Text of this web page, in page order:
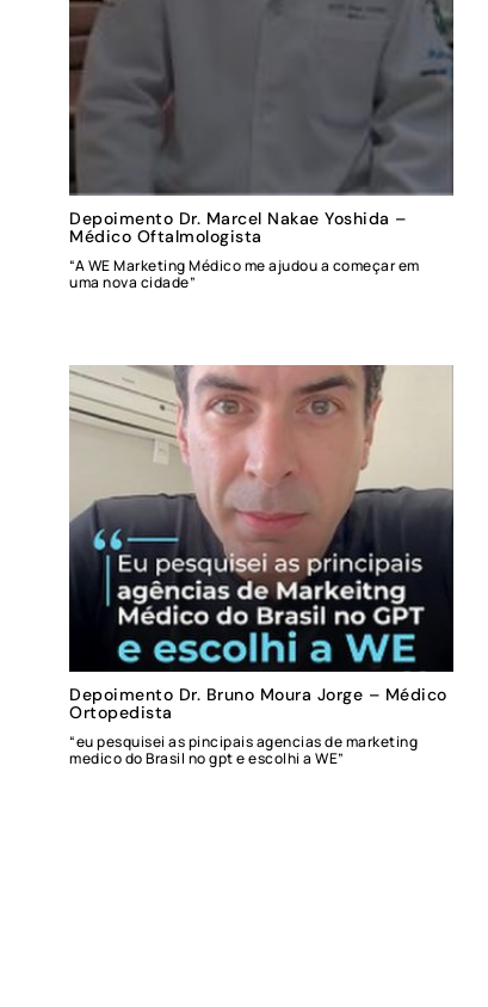
Depoimento Dr. Marcel Nakae Yoshida –
Médico Oftalmologista
“A WE Marketing Médico me ajudou a começar em
uma nova cidade”
Depoimento Dr. Bruno Moura Jorge – Médico
Ortopedista
“eu pesquisei as pincipais agencias de marketing
medico do Brasil no gpt e escolhi a WE”